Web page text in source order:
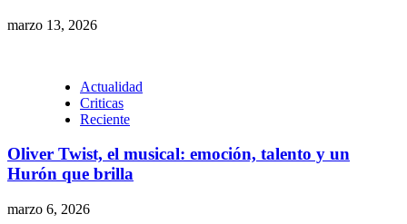
marzo 13, 2026
Actualidad
Criticas
Reciente
Oliver Twist, el musical: emoción, talento y un
Hurón que brilla
marzo 6, 2026